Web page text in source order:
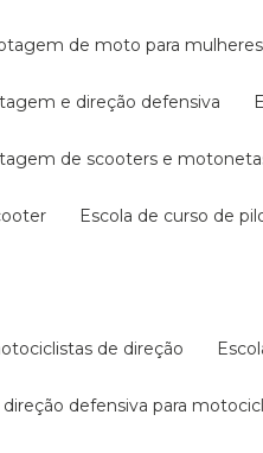
de moto para mulheres
e direção defensiva
de scooters e
escola de curso de
de direção
defensiva para